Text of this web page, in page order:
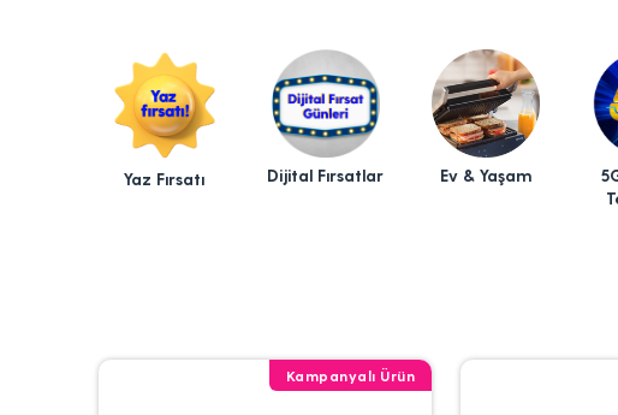
Yaz Fırsatı Dijital Fırsatlar Ev & Yaşam
Kampanyalı Ürün